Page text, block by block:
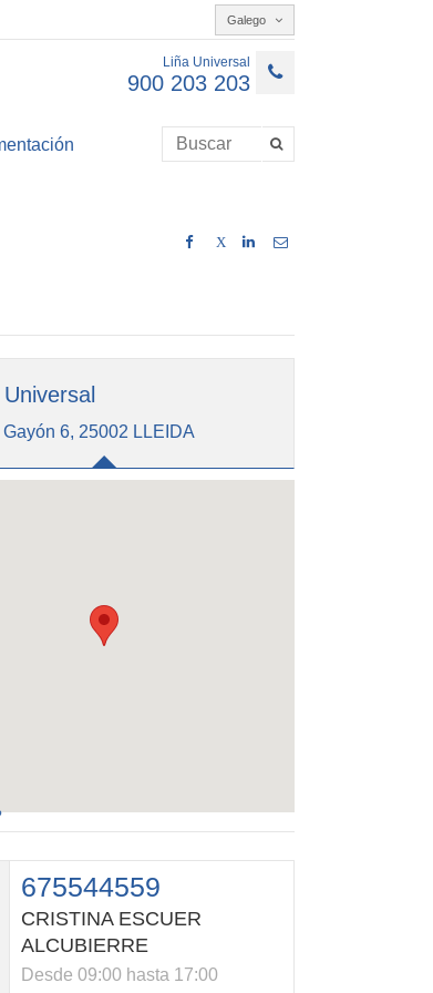
Galego
Liña Universal
900 203 203
X
6, 25002 LLEIDA
675544559
CRISTINA ESCUER
ALCUBIERRE
Desde 09:00 hasta 17:00